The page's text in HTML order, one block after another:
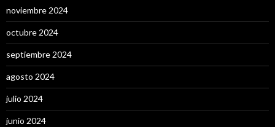
noviembre 2024
octubre 2024
septiembre 2024
agosto 2024
julio 2024
junio 2024